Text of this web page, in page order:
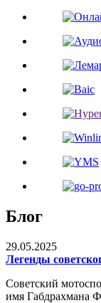
Блог
29.05.2025
Легенды
Советский
имя Габдрахмана